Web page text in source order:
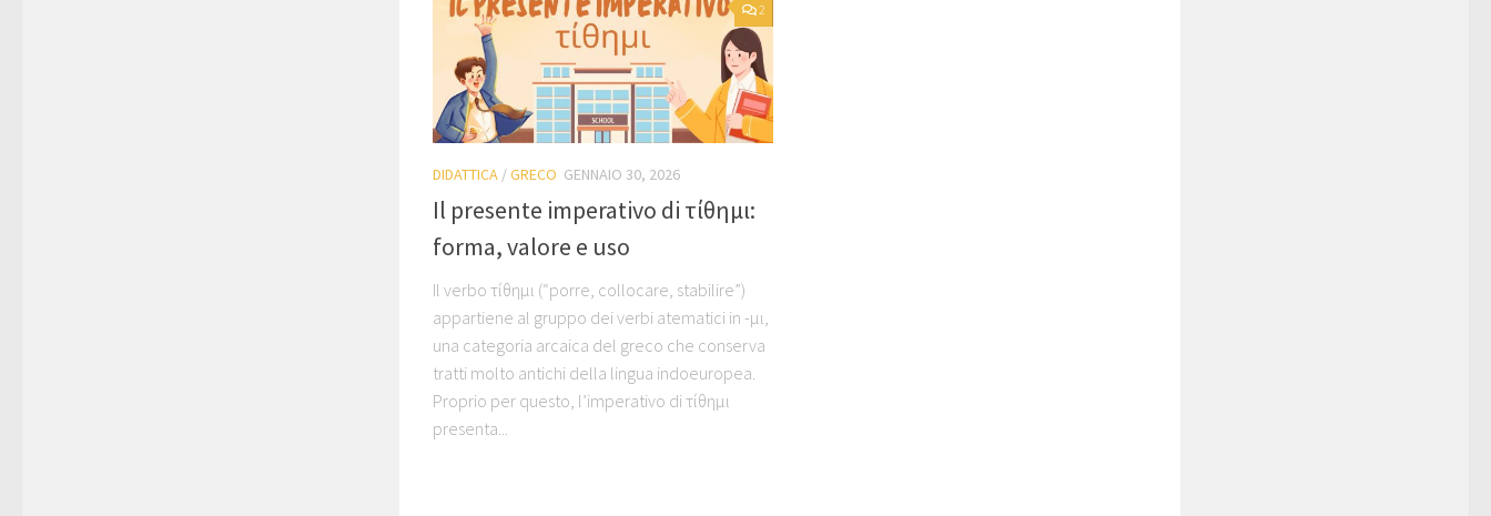
2
DIDATTICA /GRECO GENNAIO 30, 2026
Il presente imperativo di τίθημι:
forma, valore e uso
Il verbo τίθημι (“porre, collocare, stabilire”)
appartiene al gruppo dei verbi atematici in -μι,
una categoria arcaica del greco che conserva
tratti molto antichi della lingua indoeuropea.
Proprio per questo, l’imperativo di τίθημι
presenta...